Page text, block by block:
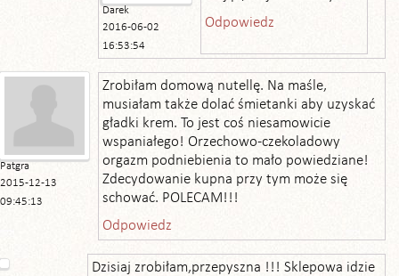
Darek
2016-06-02
16:53:54
Odpowiedz
Patgra
2015-12-13
09:45:13
Zrobiłam domową nutellę. Na maśle,
musiałam także dolać śmietanki aby uzyskać
gładki krem. To jest coś niesamowicie
wspaniałego! Orzechowo-czekoladowy
orgazm podniebienia to mało powiedziane!
Zdecydowanie kupna przy tym może się
schować. POLECAM!!!
Odpowiedz
Dzisiaj zrobiłam,przepyszna !!! Sklepowa idzie